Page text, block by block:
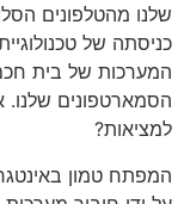
שלנו מהטלפונים
כניסתה של
המערכות של בית
הסמארטפונים
למציאות?
המפתח טמון